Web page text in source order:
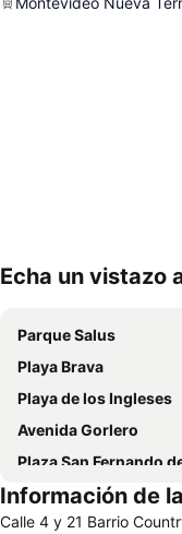
Echa un vistazo
Parque Salus
Playa Brava
Playa de los Ingleses
Avenida Gorlero
Plaza San Fernando de
Capitán de Corbeta Carlos A. Curbelo
Isla Gorriti
Información de
Calle 4 y 21 Barrio